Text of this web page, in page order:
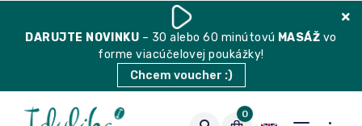
DARUJTE NOVINKU – 30 alebo 60 minútovú MASÁŽ vo
forme viacúčelovej poukážky!
Chcem voucher :)
0